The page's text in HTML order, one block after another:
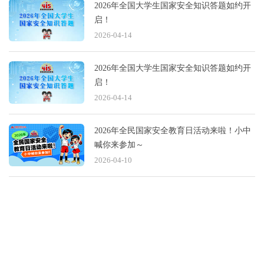
2026年全国大学生国家安全知识答题如约开
启！
2026-04-14
2026年全国大学生国家安全知识答题如约开
启！
2026-04-14
2026年全民国家安全教育日活动来啦！小中
喊你来参加～
2026-04-10